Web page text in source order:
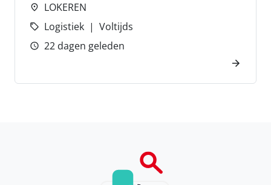
LOKEREN
Logistiek
Voltijds
22 dagen geleden